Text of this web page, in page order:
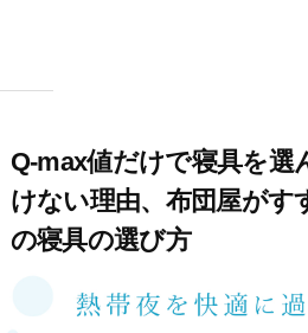
Q-max値だけで寝具を選
けない理由、布団屋がす
の寝具の選び方